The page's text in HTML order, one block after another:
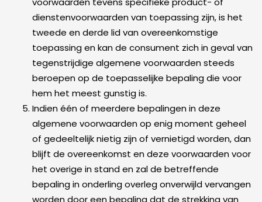
dienstenvoorwaarden van toepassing zijn, is het
tweede en derde lid van overeenkomstige
toepassing en kan de consument zich in geval van
tegenstrijdige algemene voorwaarden steeds
beroepen op de toepasselijke bepaling die voor
hem het meest gunstig is.
Indien één of meerdere bepalingen in deze
algemene voorwaarden op enig moment geheel
of gedeeltelijk nietig zijn of vernietigd worden, dan
blijft de overeenkomst en deze voorwaarden voor
het overige in stand en zal de betreffende
bepaling in onderling overleg onverwijld vervangen
worden door een bepaling dat de strekking van